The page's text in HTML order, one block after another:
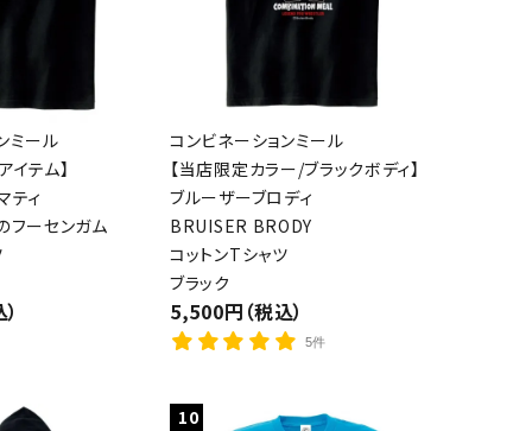
ミール
イテム】
ティ
フーセンガム
コンビネーションミール
【当店限定カラー/ブラックボディ】
ブルーザーブロディ
BRUISER BRODY
コットンTシャツ
ブラック
5,500円（税込）
5件
10